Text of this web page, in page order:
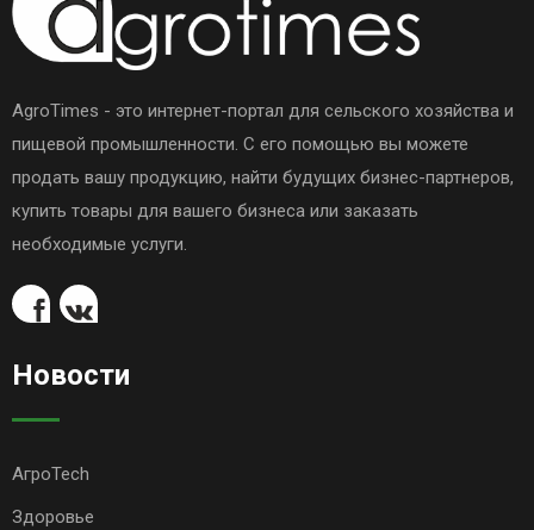
AgroTimes - это интернет-портал для сельского хозяйства и
пищевой промышленности. С его помощью вы можете
продать вашу продукцию, найти будущих бизнес-партнеров,
купить товары для вашего бизнеса или заказать
необходимые услуги.
Новости
АгроTech
Здоровье